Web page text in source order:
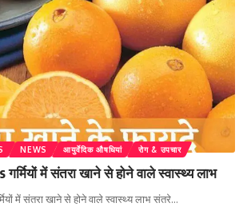
NEWS आयुर्वेदिक औषधियां रोग & उपचार
में संतरा खाने से होने वाले स्वास्थ्य लाभ
में संतरा खाने से होने वाले स्वास्थ्य लाभ संतरे…